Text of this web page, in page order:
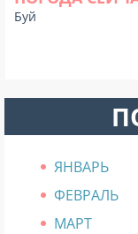
Буй
ЯНВАРЬ
ФЕВРАЛЬ
МАРТ